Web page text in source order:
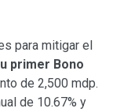
para mitigar el
primer Bono
de 2,500 mdp.
de 10.67% y